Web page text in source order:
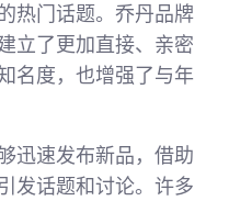
热门话题。乔丹品牌
立了更加直接、亲密
名度，也增强了与年
迅速发布新品，借助
发话题和讨论。许多